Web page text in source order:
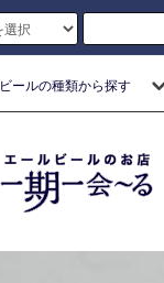
ビールの種類から探す